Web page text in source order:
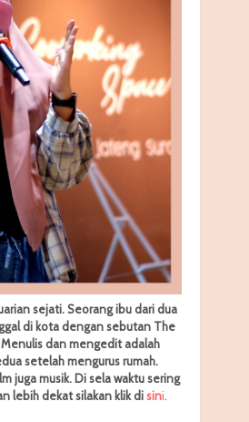
sejati. Seorang ibu dari dua
di kota dengan sebutan The
Menulis dan mengedit adalah
setelah mengurus rumah.
juga musik. Di sela waktu sering
lebih dekat silakan klik disini